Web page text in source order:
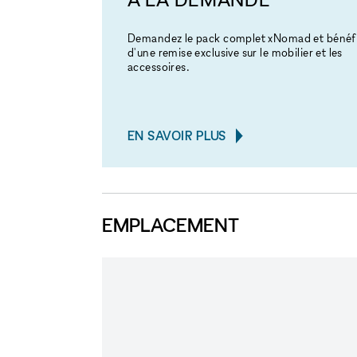
Demandez le pack complet xNomad et
d'une remise exclusive sur le mobilier et les
accessoires.
EN SAVOIR PLUS
EMPLACEMENT